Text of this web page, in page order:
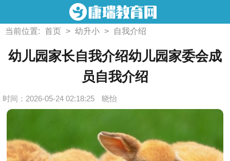
当前位置: 首页 > 幼升小 > 自我介绍
幼儿园家长自我介绍幼儿园家委会成
员自我介绍
时间：2026-05-24 02:18:25 晓怡